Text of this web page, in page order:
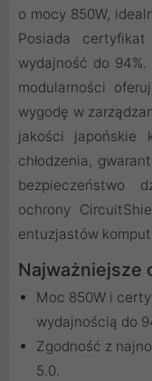
o mocy 850W,
Posiada
wydajność do 94%.
modularności
wygodę w
jakości japońskie
chłodzenia,
bezpieczeństwo
ochrony
entuzjastów
Najważniejsze
Moc 850W i
wydajnością do
Zgodność z
5.0.